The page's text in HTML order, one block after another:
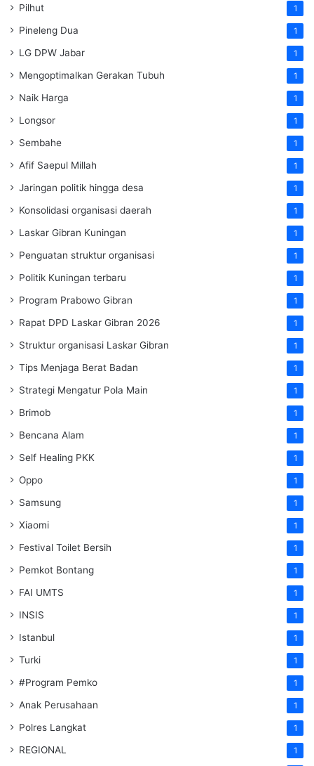
Pilhut 1
Pineleng Dua 1
LG DPW Jabar 1
Mengoptimalkan Gerakan Tubuh 1
Naik Harga 1
Longsor 1
Sembahe 1
Afif Saepul Millah 1
Jaringan politik hingga desa 1
Konsolidasi organisasi daerah 1
Laskar Gibran Kuningan 1
Penguatan struktur organisasi 1
Politik Kuningan terbaru 1
Program Prabowo Gibran 1
Rapat DPD Laskar Gibran 2026 1
Struktur organisasi Laskar Gibran 1
Tips Menjaga Berat Badan 1
Strategi Mengatur Pola Main 1
Brimob 1
Bencana Alam 1
Self Healing PKK 1
Oppo 1
Samsung 1
Xiaomi 1
Festival Toilet Bersih 1
Pemkot Bontang 1
FAI UMTS 1
INSIS 1
Istanbul 1
Turki 1
#Program Pemko 1
Anak Perusahaan 1
Polres Langkat 1
REGIONAL 1